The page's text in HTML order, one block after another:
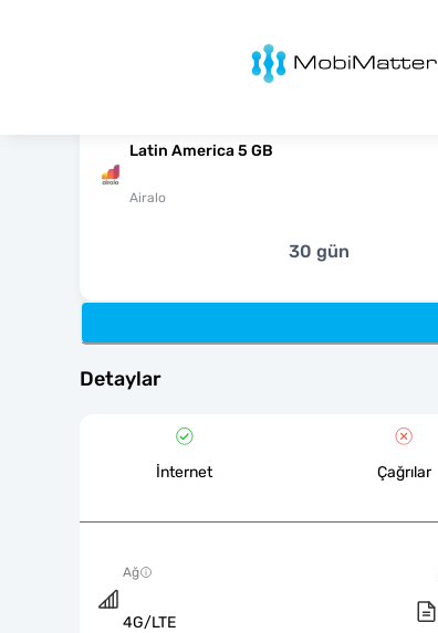
MobiMatter
Latin America 5 GB
Airalo
30 gün
Detaylar
İnternet Çağrılar
Ağ
4G/LTE